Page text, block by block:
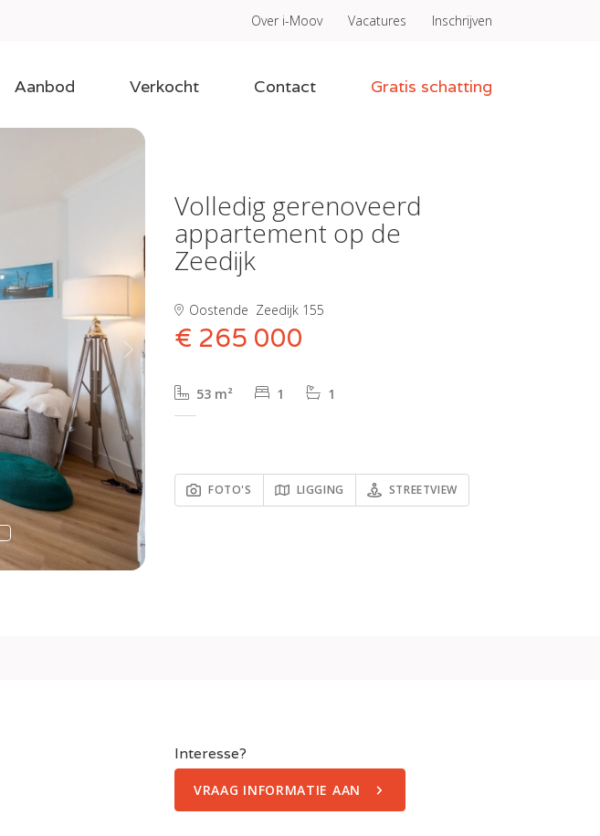
Over i-Moov Vacatures Inschrijven
Aanbod Verkocht Contact Gratis schatting
Next
Oostende Zeedijk 155
€ 265 000
53 m² 1 1
Volledig gerenoveerd
appartement op de
Zeedijk
FOTO'S LIGGING STREETVIEW
Interesse?
VRAAG INFORMATIE AAN